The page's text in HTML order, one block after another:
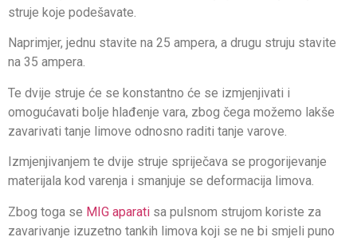
struje koje podešavate.
Naprimjer, jednu stavite na 25 ampera, a drugu struju stavite
na 35 ampera.
Te dvije struje će se konstantno će se izmjenjivati i
omogućavati bolje hlađenje vara, zbog čega možemo lakše
zavarivati tanje limove odnosno raditi tanje varove.
Izmjenjivanjem te dvije struje spriječava se progorijevanje
materijala kod varenja i smanjuje se deformacija limova.
Zbog toga se MIG aparati sa pulsnom strujom koriste za
zavarivanje izuzetno tankih limova koji se ne bi smjeli puno